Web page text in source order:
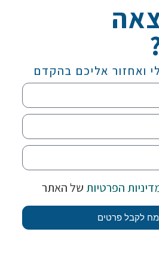
ואחזור אליכם בהקדם
הפרטיות של האתר
לקבל פרטים